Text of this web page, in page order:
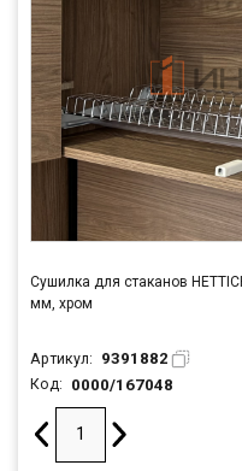
Сушилка для стаканов
мм, хром
Артикул: 9391882
Код: 0000/167048